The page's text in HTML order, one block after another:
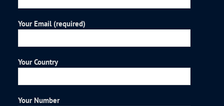
Your Email (required)
Your Country
Your Number